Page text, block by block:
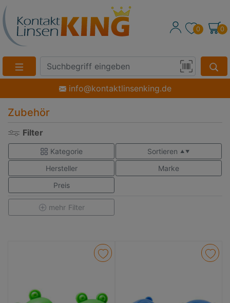
Suche
Eingabefeld
Produktsuche
Barcode-
Scan
0 0
info@kontaktlinsenking.de
Zubehör
Filter
Kategorie Sortieren ▲ ▼
Hersteller
Marke
Preis
mehr Filter